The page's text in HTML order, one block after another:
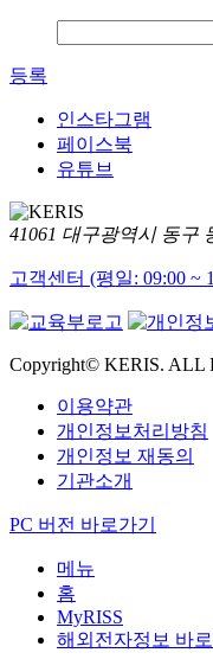
등록
인스타그램
페이스북
유튜브
41061 대구광역시 동구
고객센터 (평일: 09:00 ~
Copyright© KERIS. ALL
이용약관
개인정보처리방침
개인정보 재동의
기관소개
PC 버전 바로가기
메뉴
홈
MyRISS
해외전자정보 바로